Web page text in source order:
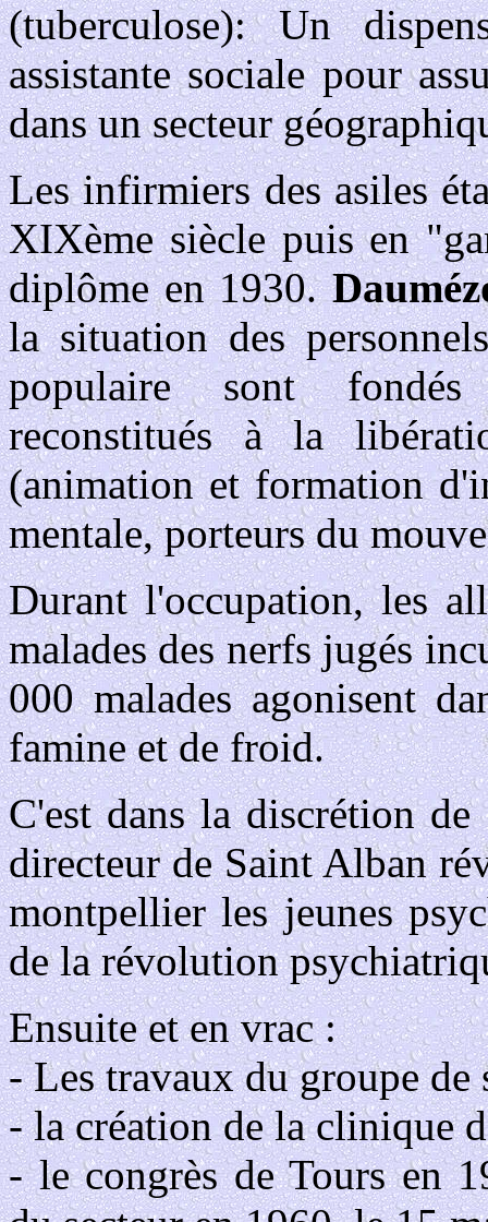
(tuberculose): Un
assistante sociale pour
dans un secteur
Les infirmiers des asiles
XIXème siècle puis en
diplôme en 1930.
la situation des
populaire sont fondés
reconstitués à la
(animation et formation
mentale, porteurs du
Durant l'occupation, les
malades des nerfs jugés
000 malades agonisent
famine et de froid.
C'est dans la discrétion
directeur de Saint Alban
montpellier les jeunes
de la révolution
Ensuite et en vrac :
- Les travaux du groupe de
- la création de la clinique
- le congrès de Tours en